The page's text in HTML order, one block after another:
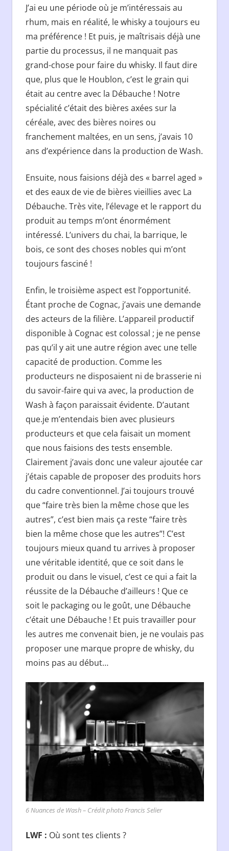
J’ai eu une période où je m’intéressais au
rhum, mais en réalité, le whisky a toujours eu
ma préférence ! Et puis, je maîtrisais déjà une
partie du processus, il ne manquait pas
grand-chose pour faire du whisky. Il faut dire
que, plus que le Houblon, c’est le grain qui
était au centre avec la Débauche ! Notre
spécialité c’était des bières axées sur la
céréale, avec des bières noires ou
franchement maltées, en un sens, j’avais 10
ans d’expérience dans la production de Wash.
Ensuite, nous faisions déjà des « barrel aged »
et des eaux de vie de bières vieillies avec La
Débauche. Très vite, l’élevage et le rapport du
produit au temps m’ont énormément
intéressé. L’univers du chai, la barrique, le
bois, ce sont des choses nobles qui m’ont
toujours fasciné !
Enfin, le troisième aspect est l’opportunité.
Étant proche de Cognac, j’avais une demande
des acteurs de la filière. L’appareil productif
disponible à Cognac est colossal ; je ne pense
pas qu’il y ait une autre région avec une telle
capacité de production. Comme les
producteurs ne disposaient ni de brasserie ni
du savoir-faire qui va avec, la production de
Wash à façon paraissait évidente. D’autant
que.je m’entendais bien avec plusieurs
producteurs et que cela faisait un moment
que nous faisions des tests ensemble.
Clairement j’avais donc une valeur ajoutée car
j’étais capable de proposer des produits hors
du cadre conventionnel. J’ai toujours trouvé
que “faire très bien la même chose que les
autres”, c’est bien mais ça reste “faire très
bien la même chose que les autres”! C’est
toujours mieux quand tu arrives à proposer
une véritable identité, que ce soit dans le
produit ou dans le visuel, c’est ce qui a fait la
réussite de la Débauche d’ailleurs ! Que ce
soit le packaging ou le goût, une Débauche
c’était une Débauche ! Et puis travailler pour
les autres me convenait bien, je ne voulais pas
proposer une marque propre de whisky, du
moins pas au début…
6 Nuances de Wash – Crédit photo Francis Selier
LWF : Où sont tes clients ?